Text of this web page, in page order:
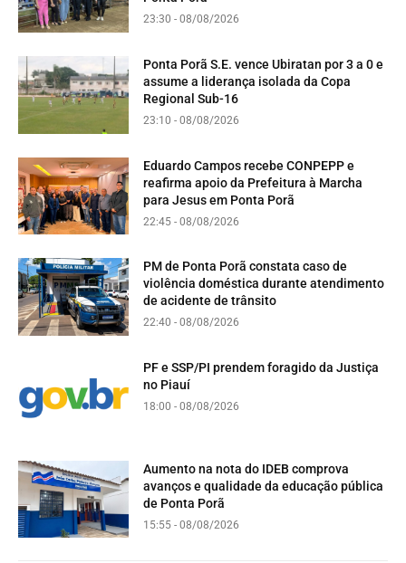
23:30 - 08/08/2026
Ponta Porã S.E. vence Ubiratan por 3 a 0 e
assume a liderança isolada da Copa
Regional Sub-16
23:10 - 08/08/2026
Eduardo Campos recebe CONPEPP e
reafirma apoio da Prefeitura à Marcha
para Jesus em Ponta Porã
22:45 - 08/08/2026
PM de Ponta Porã constata caso de
violência doméstica durante atendimento
de acidente de trânsito
22:40 - 08/08/2026
PF e SSP/PI prendem foragido da Justiça
no Piauí
18:00 - 08/08/2026
Aumento na nota do IDEB comprova
avanços e qualidade da educação pública
de Ponta Porã
15:55 - 08/08/2026